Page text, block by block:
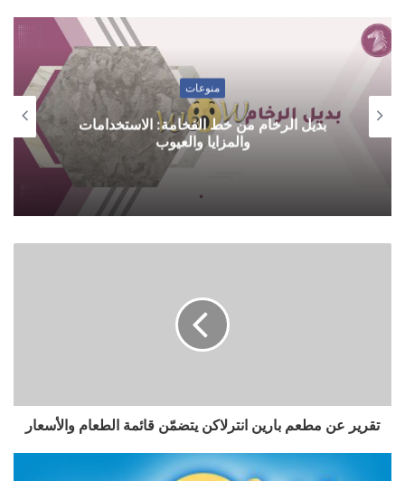
منوعات
بديل الرخام من خط الفخامة: الاستخدامات
والمزايا والعيوب
تقرير عن مطعم بارين انترلاكن يتضمّن قائمة الطعام والأسعار